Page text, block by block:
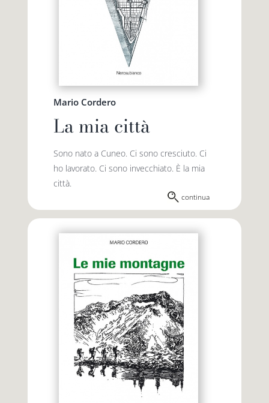
Mario Cordero
La mia città
Sono nato a Cuneo. Ci sono cresciuto. Ci
ho lavorato. Ci sono invecchiato. È la mia
città.
continua